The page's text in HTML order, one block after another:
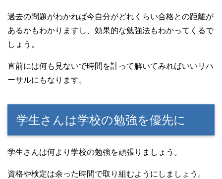
過去の問題がわかれば今自分がどれくらい合格との距離が
あるかもわかりますし、効果的な勉強法もわかってくるで
しょう。
直前には何も見ないで時間を計って解いてみればいいリハ
ーサルにもなります。
学生さんは学校の勉強を優先に
学生さんは何より学校の勉強を頑張りましょう。
資格や検定は余った時間で取り組むようにしましょう。